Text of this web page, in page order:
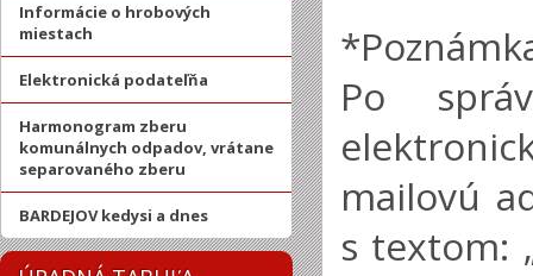
Informácie o hrobových
miestach
Elektronická podateľňa
Harmonogram zberu
komunálnych odpadov, vrátane
separovaného zberu
BARDEJOV kedysi a dnes
Po
mailovú
s textom: